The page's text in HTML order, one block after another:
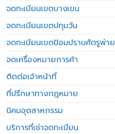
จดทะเบียนเขตบางเขน
จดทะเบียนเขตปทุมวัน
จดทะเบียนเขตป้อมปราบศัตรูพ่าย
จดเครื่องหมายการค้า
ติดต่อเจ้าหน้าที่
ที่ปรึกษาทางกฎหมาย
นิคมอุตสาหกรรม
บริการที่เช่าจดทะเบียน